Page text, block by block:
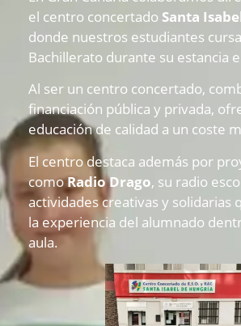
el centro concertado Santa
donde nuestros estudiantes
Bachillerato durante su estancia
Al ser un centro concertado,
financiación pública y privada,
educación de calidad a un coste
El centro destaca además por
comoRadio Drago, su radio
actividades creativas y solidarias
la experiencia del alumnado
aula.